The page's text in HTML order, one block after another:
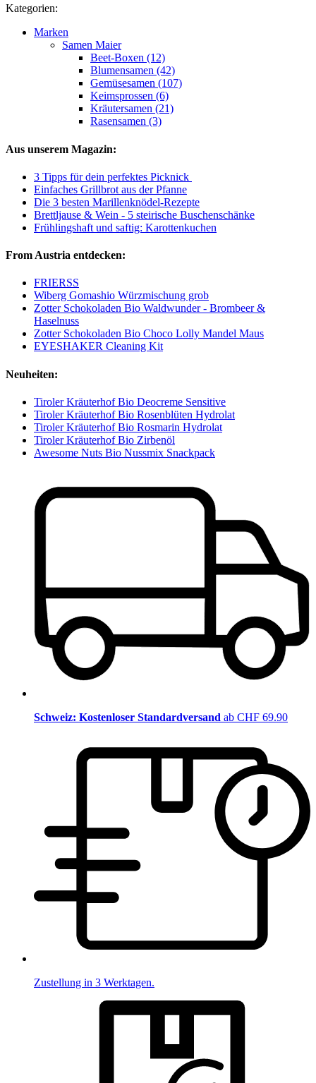
Kategorien:
Marken
Samen Maier
Beet-Boxen (12)
Blumensamen (42)
Gemüsesamen (107)
Keimsprossen (6)
Kräutersamen (21)
Rasensamen (3)
Aus unserem Magazin:
3 Tipps für dein perfektes Picknick
Einfaches Grillbrot aus der Pfanne
Die 3 besten Marillenknödel-Rezepte
Brettljause & Wein - 5 steirische Buschenschänke
Frühlingshaft und saftig: Karottenkuchen
From Austria entdecken:
FRIERSS
Wiberg Gomashio Würzmischung grob
Zotter Schokoladen Bio Waldwunder - Brombeer &
Haselnuss
Zotter Schokoladen Bio Choco Lolly Mandel Maus
EYESHAKER Cleaning Kit
Neuheiten:
Tiroler Kräuterhof Bio Deocreme Sensitive
Tiroler Kräuterhof Bio Rosenblüten Hydrolat
Tiroler Kräuterhof Bio Rosmarin Hydrolat
Tiroler Kräuterhof Bio Zirbenöl
Awesome Nuts Bio Nussmix Snackpack
Schweiz: Kostenloser Standardversand ab CHF 69.90
Zustellung in 3 Werktagen.